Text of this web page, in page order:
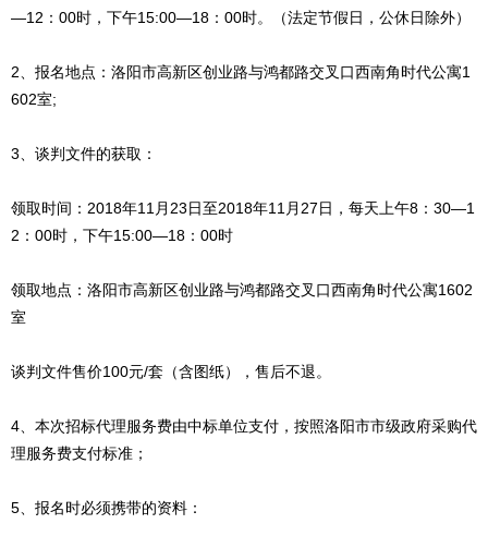
—12：00时，下午15:00—18：00时。（法定节假日，公休日除外）
2、报名地点：洛阳市高新区创业路与鸿都路交叉口西南角时代公寓1
602室;
3、谈判文件的获取：
领取时间：2018年11月23日至2018年11月27日，每天上午8：30—1
2：00时，下午15:00—18：00时
领取地点：洛阳市高新区创业路与鸿都路交叉口西南角时代公寓1602
室
谈判文件售价100元/套（含图纸），售后不退。
4、本次招标代理服务费由中标单位支付，按照洛阳市市级政府采购代
理服务费支付标准；
5、报名时必须携带的资料：